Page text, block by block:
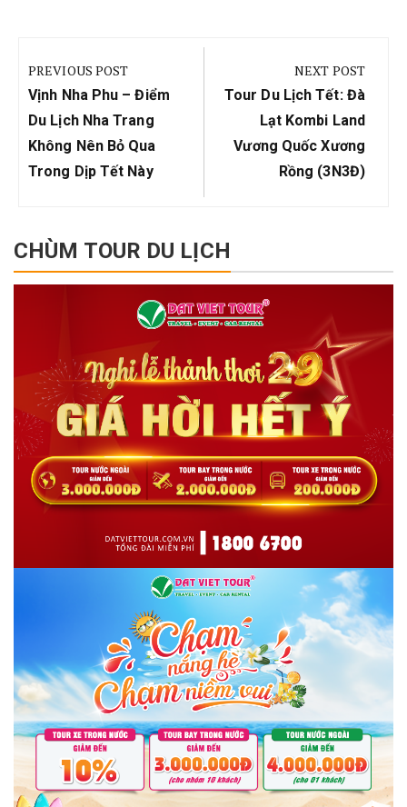
hướng
bài
viết
PREVIOUS POST
Previous
Post:
Vịnh Nha Phu – Điểm
Du Lịch Nha Trang
Không Nên Bỏ Qua
Trong Dịp Tết Này
NEXT POST
Next
Tour Du Lịch Tết: Đà
Lạt Kombi Land
Vương Quốc Xương
Rồng (3N3Đ)
CHÙM TOUR DU LỊCH